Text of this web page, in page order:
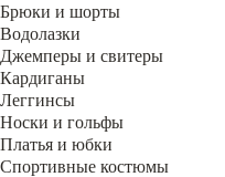
Брюки и шорты
Водолазки
Джемперы и свитеры
Кардиганы
Леггинсы
Носки и гольфы
Платья и юбки
Спортивные костюмы